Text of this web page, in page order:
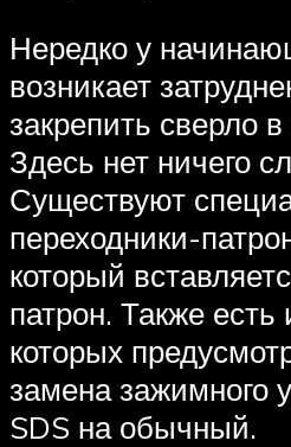
Нередко у
возникает
закрепить сверло
Здесь нет ничего
Существуют
переходники-
который
патрон. Также
которых
замена зажимного
SDS на обычный.